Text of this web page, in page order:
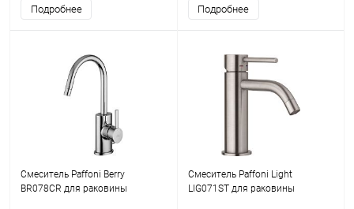
Подробнее Подробнее
Смеситель Paffoni Berry
BR078CR для раковины
Смеситель Paffoni Light
LIG071ST для раковины